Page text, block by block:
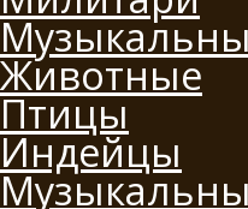
Животные
Птицы
Индейцы